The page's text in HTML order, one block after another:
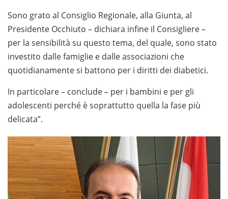
Sono grato al Consiglio Regionale, alla Giunta, al
Presidente Occhiuto – dichiara infine il Consigliere –
per la sensibilità su questo tema, del quale, sono stato
investito dalle famiglie e dalle associazioni che
quotidianamente si battono per i diritti dei diabetici.
In particolare – conclude – per i bambini e per gli
adolescenti perché è soprattutto quella la fase più
delicata”.